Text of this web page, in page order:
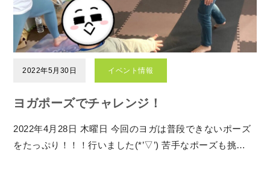
2022年5月30日 イベント情報
ヨガポーズでチャレンジ！
2022年4月28日 木曜日 今回のヨガは普段できないポーズ
をたっぷり！！！行いました(*’▽’) 苦手なポーズも挑…